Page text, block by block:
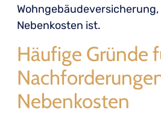
Wohngebäudeversicherung,
Nebenkosten ist.
Häufige Gründe
Nebenkosten